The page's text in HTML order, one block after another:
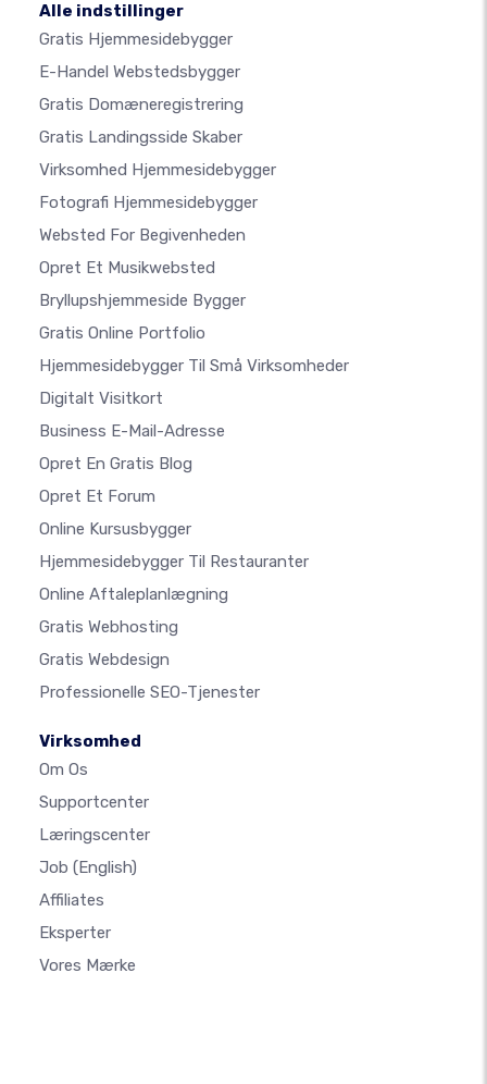
Alle indstillinger
Gratis Hjemmesidebygger
E-Handel Webstedsbygger
Gratis Domæneregistrering
Gratis Landingsside Skaber
Virksomhed Hjemmesidebygger
Fotografi Hjemmesidebygger
Websted For Begivenheden
Opret Et Musikwebsted
Bryllupshjemmeside Bygger
Gratis Online Portfolio
Hjemmesidebygger Til Små Virksomheder
Digitalt Visitkort
Business E-Mail-Adresse
Opret En Gratis Blog
Opret Et Forum
Online Kursusbygger
Hjemmesidebygger Til Restauranter
Online Aftaleplanlægning
Gratis Webhosting
Gratis Webdesign
Professionelle SEO-Tjenester
Virksomhed
Om Os
Supportcenter
Læringscenter
Job (English)
Affiliates
Eksperter
Vores Mærke